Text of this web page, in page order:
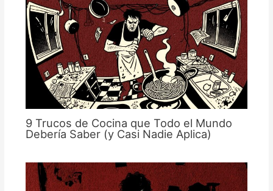
9 Trucos de Cocina que Todo el Mundo
Debería Saber (y Casi Nadie Aplica)